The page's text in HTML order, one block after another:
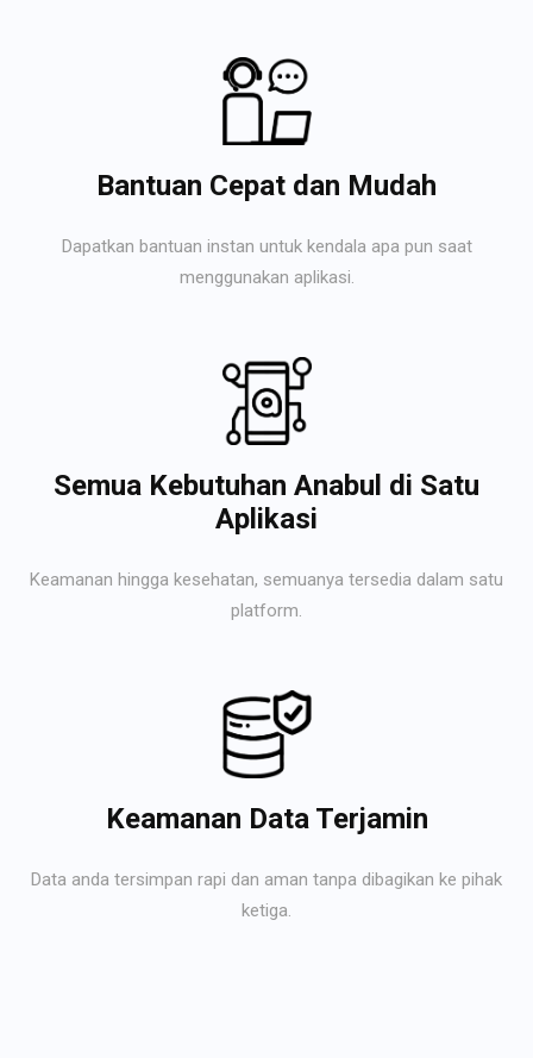
Bantuan Cepat dan Mudah
Dapatkan bantuan instan untuk kendala apa pun saat
menggunakan aplikasi.
Semua Kebutuhan Anabul di Satu
Aplikasi
Keamanan hingga kesehatan, semuanya tersedia dalam satu
platform.
Keamanan Data Terjamin
Data anda tersimpan rapi dan aman tanpa dibagikan ke pihak
ketiga.